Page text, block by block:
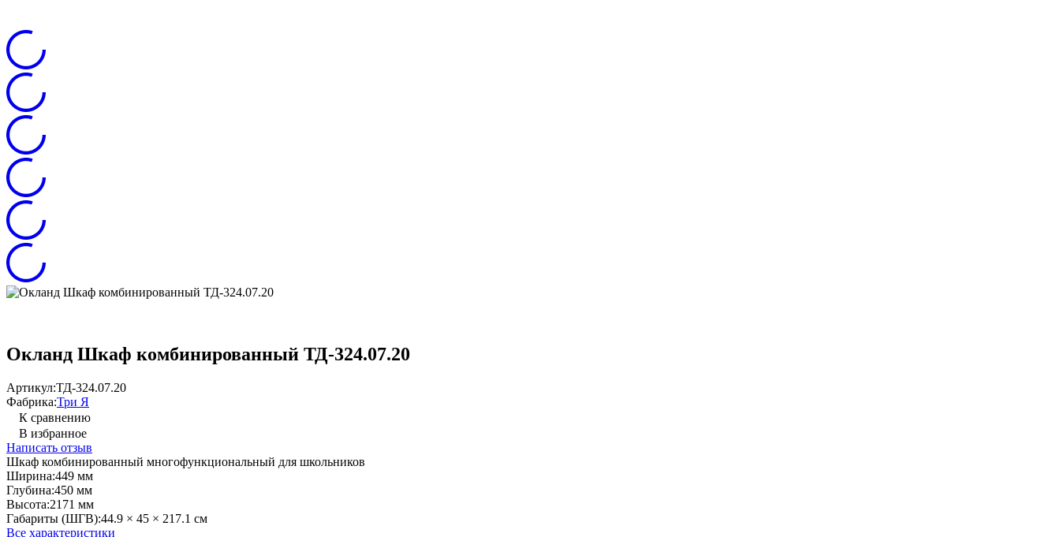
Окланд Шкаф комбинированный ТД-324.07.20
Артикул:ТД-324.07.20
Фабрика:Три Я
К сравнению
В избранное
Написать отзыв
Шкаф ​комбинированный ​многофункциональный для школьников
Ширина:449 мм
Глубина:450 мм
Высота:2171 мм
Габариты (ШГВ):44.9 × 45 × 217.1 см
Все характеристики